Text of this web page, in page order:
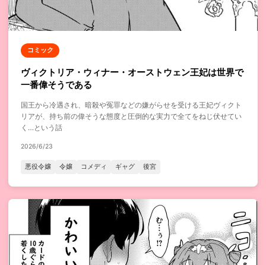
コミック
ヴィクトリア・ウィナー・オーストウェン王妃は世界で
一番偉そうである
国王から冷遇され、暗殺や冤罪などの嫌がらせを受ける王妃ヴィクト
リアが、持ち前の偉そうな態度と圧倒的な実力で全てをねじ伏せてい
く…という話
2026/6/23
悪役令嬢 令嬢 コメディ ギャグ 後宮